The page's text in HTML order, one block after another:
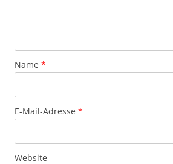
Name *
E-Mail-Adresse *
Website